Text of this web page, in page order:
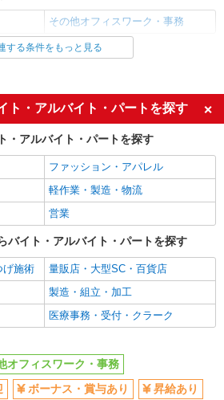
その他オフィスワーク・事務
良)駅の求人を探す
駅の求人を探す
ボーナス・賞与あり
朝
夕方
交通費支給
退職金・財形貯蓄制度あり
ィスワーク・事務
車通勤OK
社会保険あり
する条件をもっと見る
ト・アルバイト・パートを探す
・アルバイト・パートを探す
ファッション・アパレル
軽作業・製造・物流
営業
バイト・アルバイト・パートを探す
げ施術
量販店・大型SC・百貨店
製造・組立・加工
医療事務・受付・クラーク
オフィスワーク・事務
ボーナス・賞与あり
昇給あり